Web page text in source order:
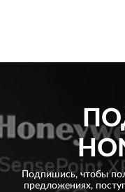
Подпишись, чтобы
предложениях,